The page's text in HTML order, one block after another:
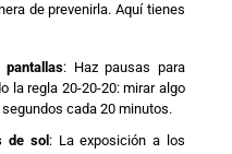
de prevenirla. Aquí tienes
: Haz pausas para
la regla 20-20-20: mirar algo
cada 20 minutos.
de sol : La exposición a los